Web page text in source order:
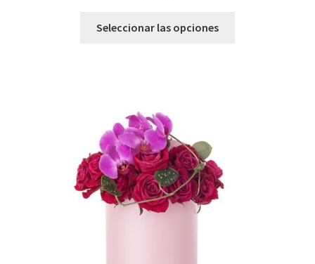
Seleccionar las opciones